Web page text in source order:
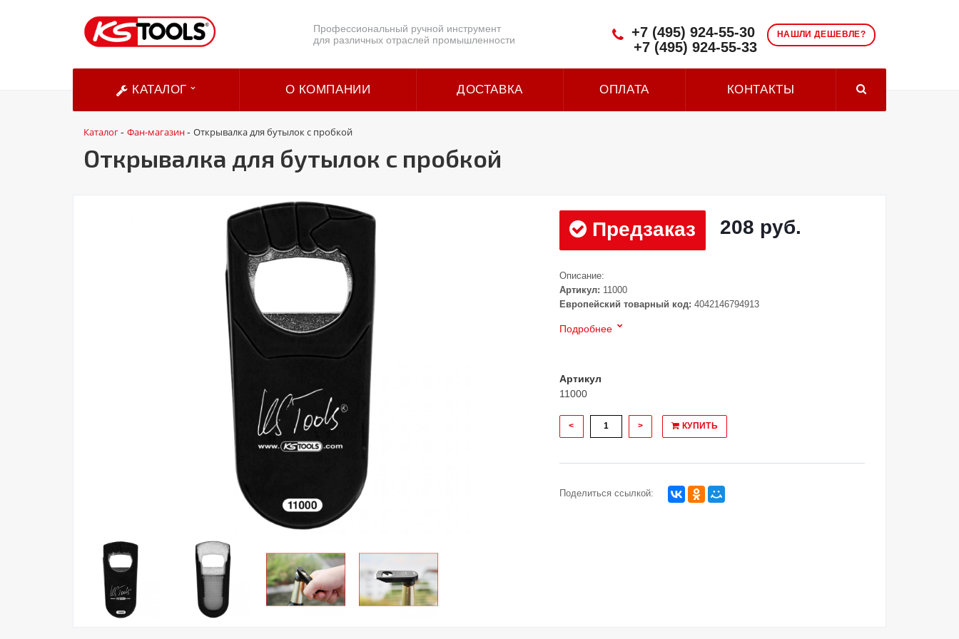
Профессиональный ручной инструмент
для различных отраслей промышленности
НАШЛИ ДЕШЕВЛЕ?
+7 (495) 924-55-30
+7 (495) 924-55-33
КАТАЛОГ О КОМПАНИИ ДОСТАВКА ОПЛАТА КОНТАКТЫ
Каталог- Фан-магазин- Открывалка для бутылок с пробкой
Открывалка для бутылок с пробкой
Предзаказ 208 руб.
Описание:
Артикул: 11000
Европейский товарный код: 4042146794913
Подробнее
Артикул
11000
< > КУПИТЬ
Поделиться ссылкой: